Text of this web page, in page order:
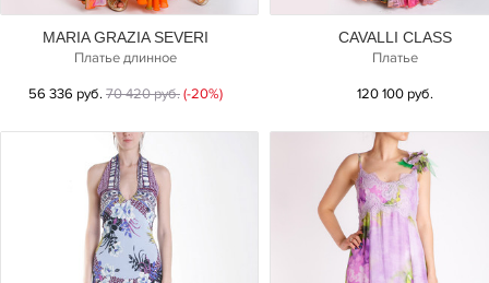
MARIA GRAZIA SEVERI
Платье длинное
56 336 руб.70 420 руб.(-20%)
CAVALLI CLASS
Платье
120 100 руб.